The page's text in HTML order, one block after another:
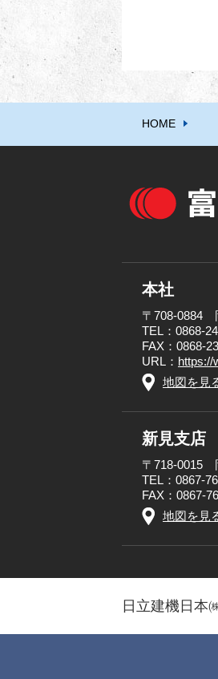
HOME
本社
〒708-0884
TEL：0868-
FAX：0868-
URL： https://
地図を見
新見支店
〒718-0015
TEL：0867-
FAX：0867-
地図を見
日立建機日本